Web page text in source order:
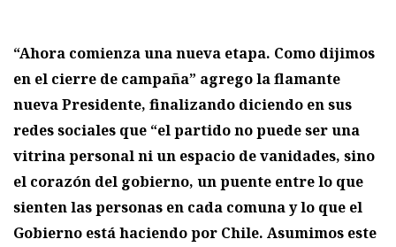
“Ahora comienza una nueva etapa. Como dijimos
en el cierre de campaña” agrego la flamante
nueva Presidente, finalizando diciendo en sus
redes sociales que “el partido no puede ser una
vitrina personal ni un espacio de vanidades, sino
el corazón del gobierno, un puente entre lo que
sienten las personas en cada comuna y lo que el
Gobierno está haciendo por Chile. Asumimos este